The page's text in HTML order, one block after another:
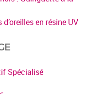
en résine UV
Spécialisé